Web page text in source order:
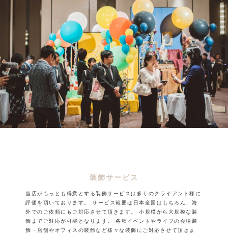
装飾サービス
当店がもっとも得意とする装飾サービスは多くのクライアント様に
評価を頂いております。
サービス範囲は日本全国はもちろん、海
外でのご依頼にもご対応させて頂きます。
小規模から大規模な装
飾までご対応が可能となります。
各種イベントやライブの会場装
飾・店舗やオフィスの装飾など様々な装飾にご対応させて頂きま